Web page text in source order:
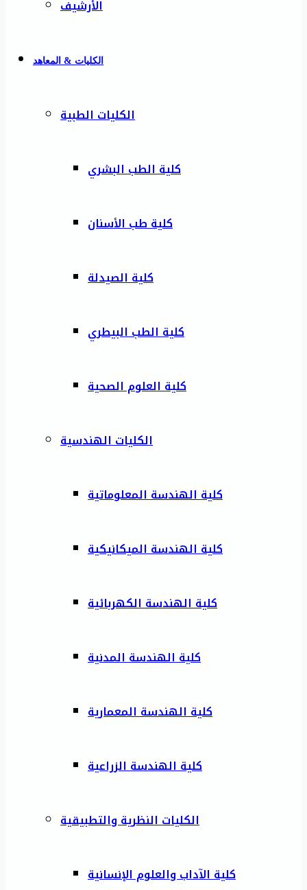
الأرشيف
الكليات & المعاهد
الكليات الطبية
كلية الطب البشري
كلية طب الأسنان
كلية الصيدلة
كلية الطب البيطري
كلية العلوم الصحية
الكليات الهندسية
كلية الهندسة المعلوماتية
كلية الهندسة الميكانيكية
كلية الهندسة الكهربائية
كلية الهندسة المدنية
كلية الهندسة المعمارية
كلية الهندسة الزراعية
الكليات النظرية والتطبيقية
كلية الآداب والعلوم الإنسانية